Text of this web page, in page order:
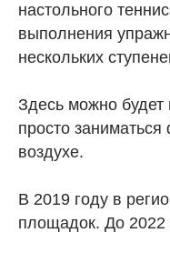
настольного
выполнения
нескольких
Здесь можно будет
просто
воздухе.
В 2019 году в
площадок. До 2022